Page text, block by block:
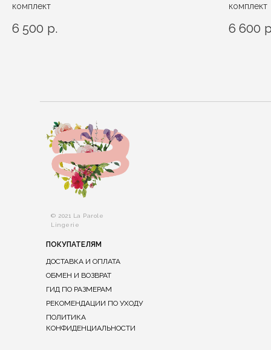
комплект
6 500 р.
комплект
6 600
© 2021 La Parole
Lingerie
ПОКУПАТЕЛЯМ
ДОСТАВКА И ОПЛАТА
ОБМЕН И ВОЗВРАТ
ПОЛИТИКА
КОНФИДЕНЦИАЛЬНОСТИ
ГИД ПО РАЗМЕРАМ
РЕКОМЕНДАЦИИ ПО УХОДУ